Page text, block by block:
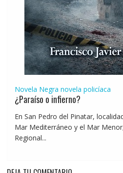
Novela Negra novela policíaca
¿Paraíso o infierno?
En San Pedro del Pinatar,
Mar Mediterráneo y el Mar
Regional...